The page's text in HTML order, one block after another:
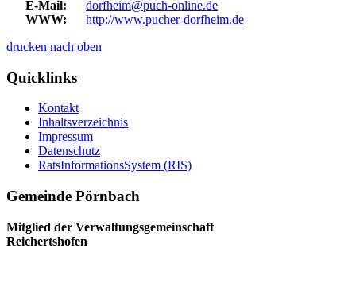
E-Mail:
dorfheim@puch-online.de
WWW:
http://www.pucher-dorfheim.de
drucken nach oben
Quicklinks
Kontakt
Inhaltsverzeichnis
Impressum
Datenschutz
RatsInformationsSystem (RIS)
Gemeinde Pörnbach
Mitglied der Verwaltungsgemeinschaft
Reichertshofen